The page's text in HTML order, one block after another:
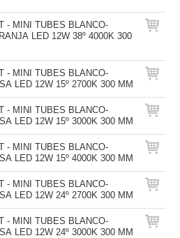
- MINI TUBES BLANCO-
LED 12W 38º 4000K 300
- MINI TUBES BLANCO-
LED 12W 15º 2700K 300 MM
- MINI TUBES BLANCO-
LED 12W 15º 3000K 300 MM
- MINI TUBES BLANCO-
LED 12W 15º 4000K 300 MM
- MINI TUBES BLANCO-
LED 12W 24º 2700K 300 MM
- MINI TUBES BLANCO-
LED 12W 24º 3000K 300 MM